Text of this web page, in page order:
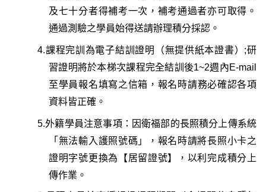
及七十分者得補考一次，補考通過者亦可取得。
通過測驗之學員始得送請辦理積分採認 。
4.課程完訓為電子結訓證明（無提供紙本證書）;研
習證明將於本梯次課程完全結訓後1~2週內E-mail
至學員報名填寫之信箱， 報名時請務必確認各項
資料皆正確 。
5.外籍學員注意事項 ：因衛福部的長照積分上傳系統
「無法輸入護照號碼」，報名時請將長照小卡之
證明字號更換為【居留證號】，以利完成積分上
傳作業。